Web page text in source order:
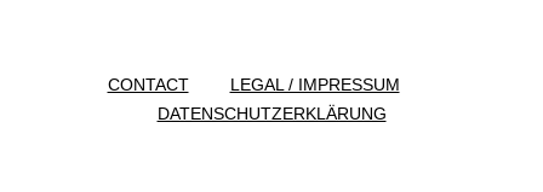
CONTACT
LEGAL / IMPRESSUM
DATENSCHUTZERKLÄRUNG